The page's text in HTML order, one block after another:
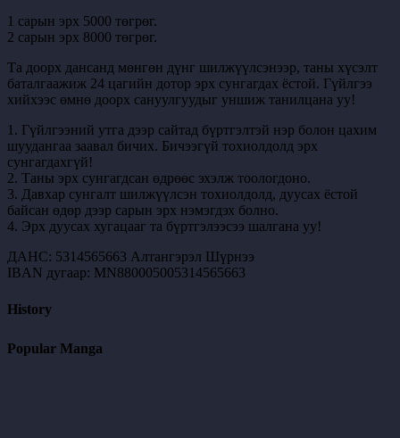
1 сарын эрх 5000 төгрөг.
2 сарын эрх 8000 төгрөг.
Та доорх дансанд мөнгөн дүнг шилжүүлсэнээр, таны хүсэлт
баталгаажиж 24 цагийн дотор эрх сунгагдах ёстой. Гүйлгээ
хийхээс өмнө доорх сануулгуудыг уншиж танилцана уу!
1. Гүйлгээний утга дээр сайтад бүртгэлтэй нэр болон цахим
шуудангаа заавал бичих. Бичээгүй тохиолдолд эрх
сунгагдахгүй!
2. Таны эрх сунгагдсан өдрөөс эхэлж тоологдоно.
3. Давхар сунгалт шилжүүлсэн тохиолдолд, дуусах ёстой
байсан өдөр дээр сарын эрх нэмэгдэх болно.
4. Эрх дуусах хугацааг та бүртгэлээсээ шалгана уу!
ДАНС: 5314565663 Алтангэрэл Шүрнээ
IBAN дугаар: MN880005005314565663
History
Popular Manga